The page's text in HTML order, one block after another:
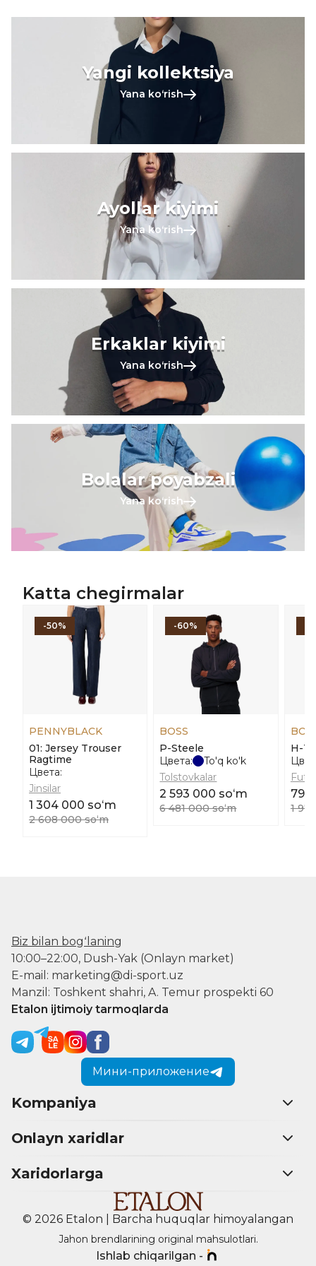
Yangi kollektsiya
Yana koʻrish
Ayollar kiyimi
Yana koʻrish
Erkaklar kiyimi
Yana koʻrish
Bolalar poyabzali
Yana koʻrish
Katta chegirmalar
-50%
PENNYBLACK
01: Jersey Trouser
Ragtime
Цвета:
Jinsilar
1 304 000 soʻm
2 608 000 soʻm
-60%
BOSS
P-Steele
Цвета:
To'q ko'k
Tolstovkalar
2 593 000 soʻm
6 481 000 soʻm
H-
790
1
Biz bilan bogʻlaning
10:00–22:00, Dush-Yak (Onlayn market)
E-mail: marketing@di-sport.uz
Manzil: Toshkent shahri, A. Temur prospekti 60
Etalon ijtimoiy tarmoqlarda
Мини-приложение
Kompaniya
Onlayn xaridlar
Xaridorlarga
© 2026 Etalon | Barcha huquqlar himoyalangan
Jahon brendlarining original mahsulotlari.
Ishlab chiqarilgan -